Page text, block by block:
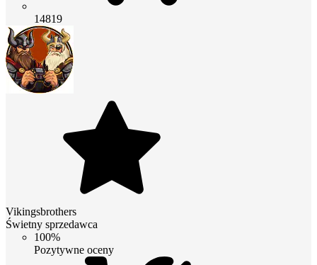
14819
Vikingsbrothers
Świetny sprzedawca
100%
Pozytywne oceny